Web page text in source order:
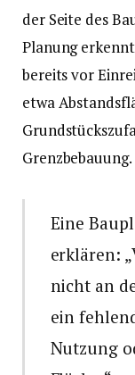
der Seite des
Planung
bereits vor
etwa
Grenzbebauung.
Eine
erklären:
nicht an
ein
Nutzung